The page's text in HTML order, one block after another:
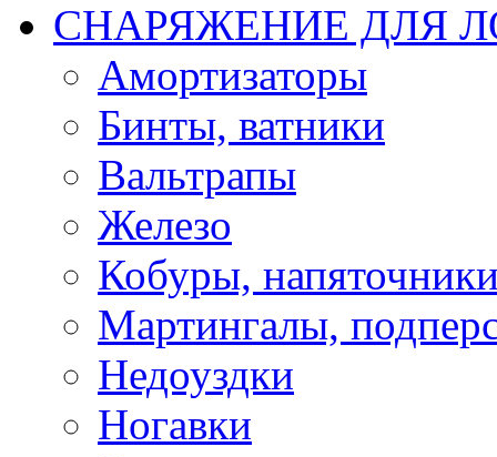
СНАРЯЖЕНИЕ ДЛЯ
Амортизаторы
Бинты, ватники
Вальтрапы
Железо
Кобуры,
Мартингалы,
Недоуздки
Ногавки